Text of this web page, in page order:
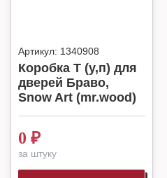
Артикул: 1340908
Коробка Т (у,п) для
дверей Браво,
Snow Art (mr.wood)
0 ₽
за штуку